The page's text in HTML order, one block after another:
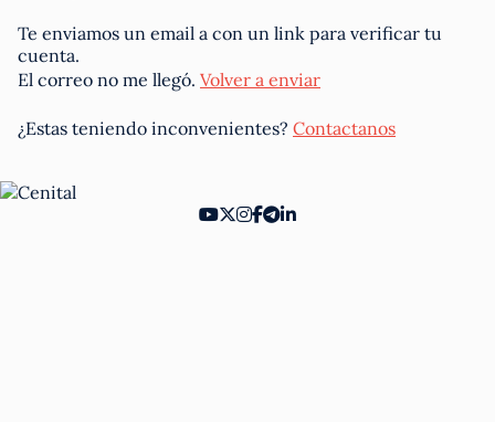
Te enviamos un email a con un link para verificar tu
cuenta.
El correo no me llegó. Volver a enviar
¿Estas teniendo inconvenientes? Contactanos